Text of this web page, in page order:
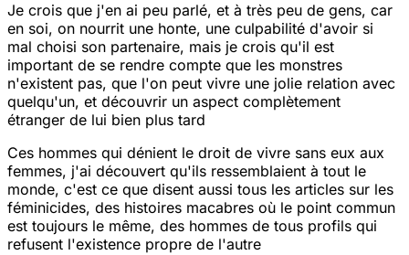
Je crois que j'en ai peu parlé, et à très peu de gens, car
en soi, on nourrit une honte, une culpabilité d'avoir si
mal choisi son partenaire, mais je crois qu'il est
important de se rendre compte que les monstres
n'existent pas, que l'on peut vivre une jolie relation avec
quelqu'un, et découvrir un aspect complètement
étranger de lui bien plus tard
Ces hommes qui dénient le droit de vivre sans eux aux
femmes, j'ai découvert qu'ils ressemblaient à tout le
monde, c'est ce que disent aussi tous les articles sur les
féminicides, des histoires macabres où le point commun
est toujours le même, des hommes de tous profils qui
refusent l'existence propre de l'autre